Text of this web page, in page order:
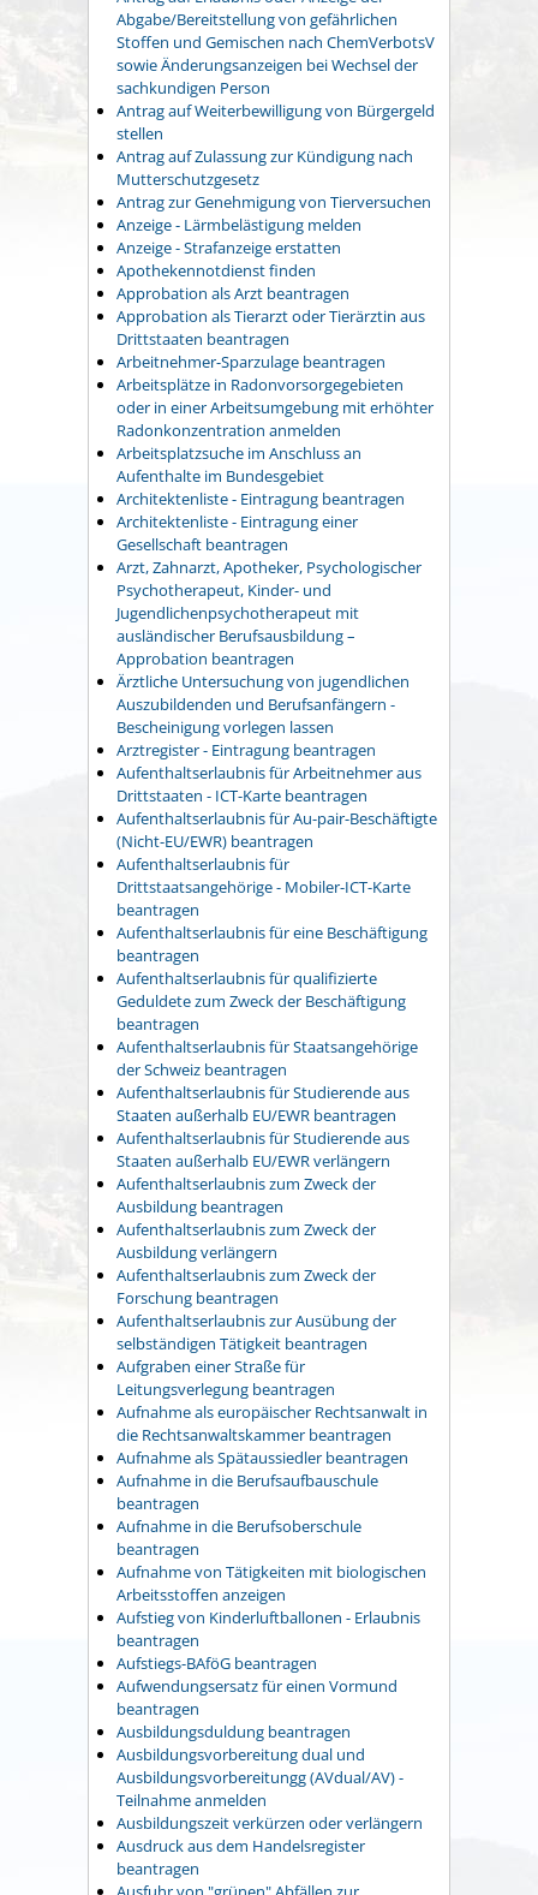
Abgabe/Bereitstellung von gefährlichen
Stoffen und Gemischen nach ChemVerbotsV
sowie Änderungsanzeigen bei Wechsel der
sachkundigen Person
Antrag auf Weiterbewilligung von Bürgergeld
stellen
Antrag auf Zulassung zur Kündigung nach
Mutterschutzgesetz
Antrag zur Genehmigung von Tierversuchen
Anzeige - Lärmbelästigung melden
Anzeige - Strafanzeige erstatten
Apothekennotdienst finden
Approbation als Arzt beantragen
Approbation als Tierarzt oder Tierärztin aus
Drittstaaten beantragen
Arbeitnehmer-Sparzulage beantragen
Arbeitsplätze in Radonvorsorgegebieten
oder in einer Arbeitsumgebung mit erhöhter
Radonkonzentration anmelden
Arbeitsplatzsuche im Anschluss an
Aufenthalte im Bundesgebiet
Architektenliste - Eintragung beantragen
Architektenliste - Eintragung einer
Gesellschaft beantragen
Arzt, Zahnarzt, Apotheker, Psychologischer
Psychotherapeut, Kinder- und
Jugendlichenpsychotherapeut mit
ausländischer Berufsausbildung –
Approbation beantragen
Ärztliche Untersuchung von jugendlichen
Auszubildenden und Berufsanfängern -
Bescheinigung vorlegen lassen
Arztregister - Eintragung beantragen
Aufenthaltserlaubnis für Arbeitnehmer aus
Drittstaaten - ICT-Karte beantragen
Aufenthaltserlaubnis für Au-pair-Beschäftigte
(Nicht-EU/EWR) beantragen
Aufenthaltserlaubnis für
Drittstaatsangehörige - Mobiler-ICT-Karte
beantragen
Aufenthaltserlaubnis für eine Beschäftigung
beantragen
Aufenthaltserlaubnis für qualifizierte
Geduldete zum Zweck der Beschäftigung
beantragen
Aufenthaltserlaubnis für Staatsangehörige
der Schweiz beantragen
Aufenthaltserlaubnis für Studierende aus
Staaten außerhalb EU/EWR beantragen
Aufenthaltserlaubnis für Studierende aus
Staaten außerhalb EU/EWR verlängern
Aufenthaltserlaubnis zum Zweck der
Ausbildung beantragen
Aufenthaltserlaubnis zum Zweck der
Ausbildung verlängern
Aufenthaltserlaubnis zum Zweck der
Forschung beantragen
Aufenthaltserlaubnis zur Ausübung der
selbständigen Tätigkeit beantragen
Aufgraben einer Straße für
Leitungsverlegung beantragen
Aufnahme als europäischer Rechtsanwalt in
die Rechtsanwaltskammer beantragen
Aufnahme als Spätaussiedler beantragen
Aufnahme in die Berufsaufbauschule
beantragen
Aufnahme in die Berufsoberschule
beantragen
Aufnahme von Tätigkeiten mit biologischen
Arbeitsstoffen anzeigen
Aufstieg von Kinderluftballonen - Erlaubnis
beantragen
Aufstiegs-BAföG beantragen
Aufwendungsersatz für einen Vormund
beantragen
Ausbildungsduldung beantragen
Ausbildungsvorbereitung dual und
Ausbildungsvorbereitungg (AVdual/AV) -
Teilnahme anmelden
Ausbildungszeit verkürzen oder verlängern
Ausdruck aus dem Handelsregister
beantragen